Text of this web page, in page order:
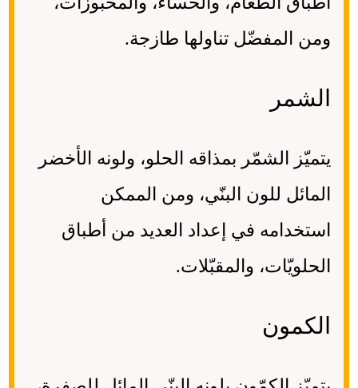
ومن المفضّل تناولها طازجة.
الشمر
يتميّز الشمّر بمذاقه الحلو، ولونه الأخضر
المائل للون البنّي، ومن الممكن
استخدامه في إعداد العديد من أطباق
الحلويّات، والمقبّلات.
الكمون